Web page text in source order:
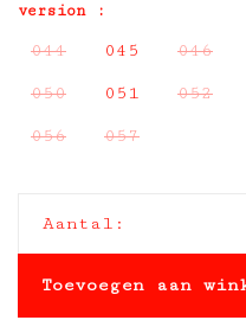
version :
044 045 046
050 051 052
056 057
Aantal:
Toevoegen aan